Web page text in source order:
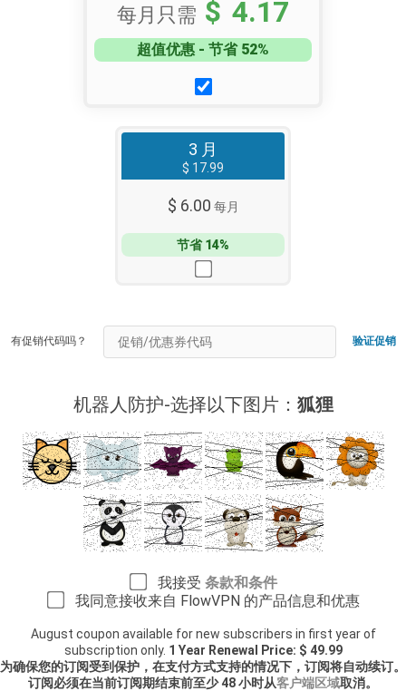
每月只需 $ 4.17
超值优惠 - 节省 52%
3 月
$ 17.99
$ 6.00 每月
节省 14%
有促销代码吗？ 验证促销
机器人防护-选择以下图片： 狐狸
我接受 条款和条件
我同意接收来自 FlowVPN 的产品信息和优惠
August coupon available for new subscribers in first year of
subscription only. 1 Year Renewal Price: $ 49.99
为确保您的订阅受到保护，在支付方式支持的情况下，订阅将自动续订。
订阅必须在当前订阅期结束前至少 48 小时从客户端区域取消。